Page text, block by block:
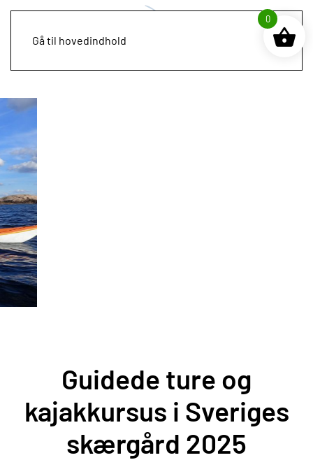
Gå til hovedindhold
Guidede ture og
kajakkursus i Sveriges
skærgård 2025
0